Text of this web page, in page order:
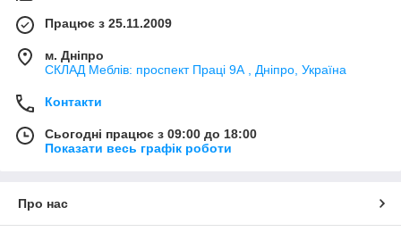
Працює з 25.11.2009
м. Дніпро
СКЛАД Меблів: проспект Праці 9А , Дніпро, Україна
Контакти
Сьогодні працює з 09:00 до 18:00
Показати весь графік роботи
Про нас